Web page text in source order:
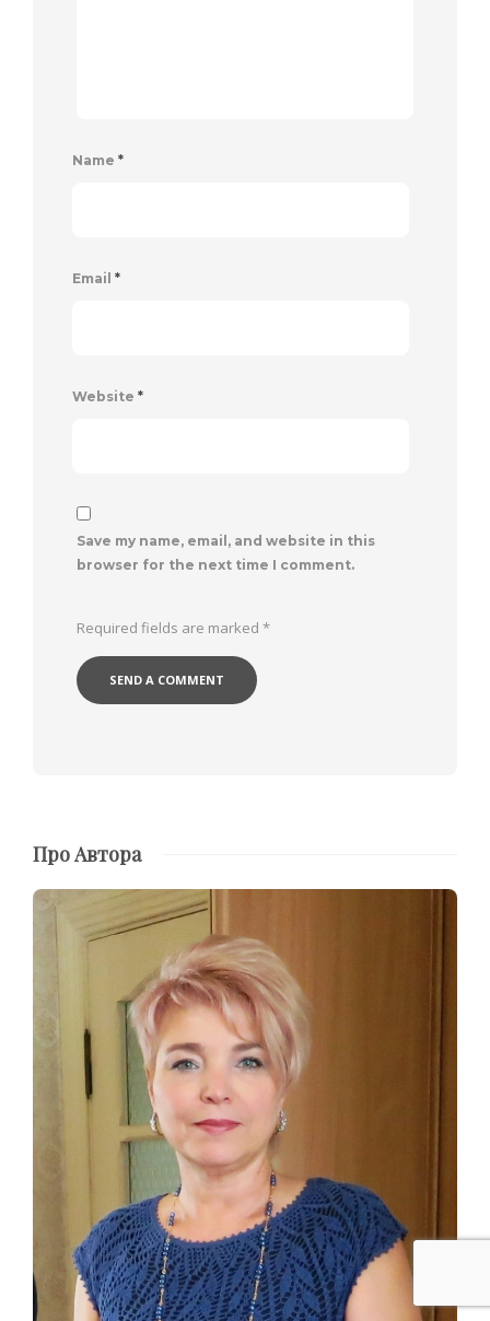
Name *
Email *
Website *
Save my name, email, and website in this
browser for the next time I comment.
Required fields are marked *
Про Автора